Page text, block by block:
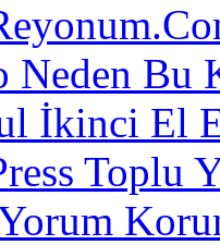
Bu
İkinci El
Toplu